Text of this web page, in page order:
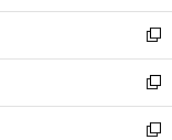
開
く
ウ
で
開
く
ン
ド
ウ
で
開
く
新
し
い
ウ
ィ
新
し
い
新